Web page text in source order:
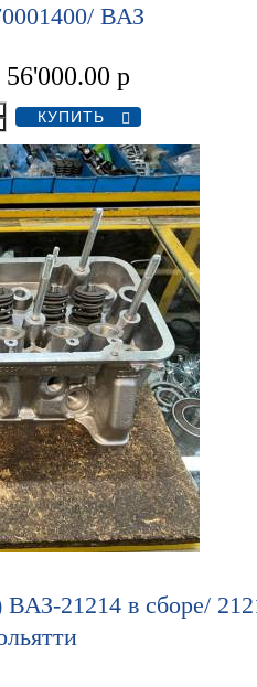
ВАЗ
56'000.00 р
21214 в сборе/